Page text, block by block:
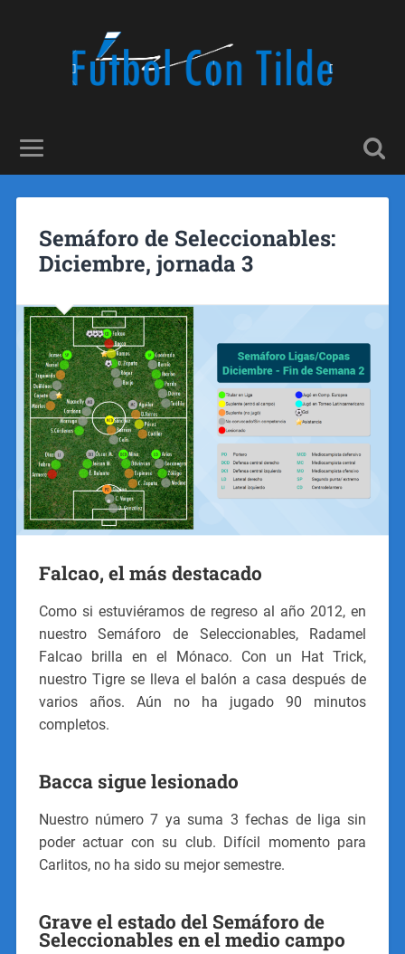
Semáforo de Seleccionables:
Diciembre, jornada 3
Falcao, el más destacado
Como si estuviéramos de regreso al año 2012, en
nuestro Semáforo de Seleccionables, Radamel
Falcao brilla en el Mónaco. Con un Hat Trick,
nuestro Tigre se lleva el balón a casa después de
varios años. Aún no ha jugado 90 minutos
completos.
Bacca sigue lesionado
Nuestro número 7 ya suma 3 fechas de liga sin
poder actuar con su club. Difícil momento para
Carlitos, no ha sido su mejor semestre.
Grave el estado del Semáforo de
Seleccionables en el medio campo